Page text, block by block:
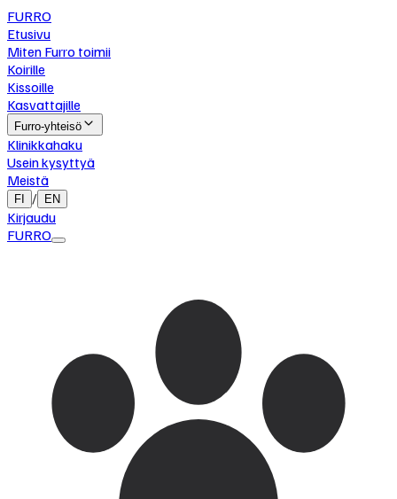
FURRO
Etusivu
Miten Furro toimii
Koirille
Kissoille
Kasvattajille
Furro-yhteisö
Klinikkahaku
Usein kysyttyä
Meistä
FI / EN
Kirjaudu
FURRO